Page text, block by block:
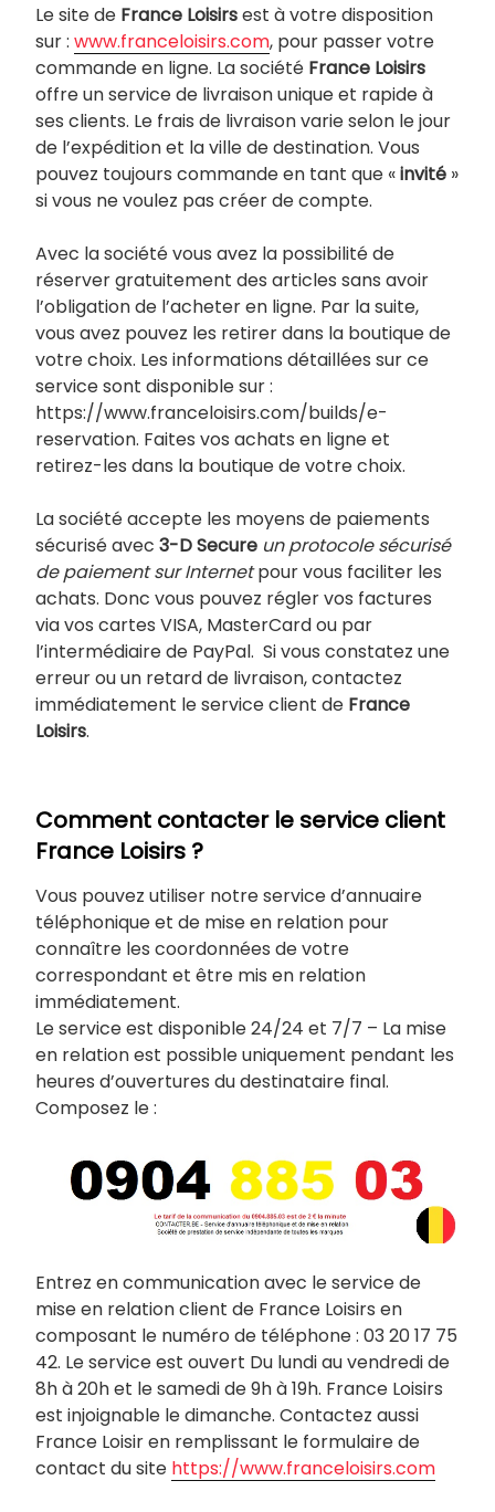
Le site de France Loisirsest à votre disposition
sur : www.franceloisirs.com, pour passer votre
commande en ligne. La société France Loisirs
offre un service de livraison unique et rapide à
ses clients. Le frais de livraison varie selon le jour
de l’expédition et la ville de destination. Vous
pouvez toujours commande en tant que «invité »
si vous ne voulez pas créer de compte.
Avec la société vous avez la possibilité de
réserver gratuitement des articles sans avoir
l’obligation de l’acheter en ligne. Par la suite,
vous avez pouvez les retirer dans la boutique de
votre choix. Les informations détaillées sur ce
service sont disponible sur :
https://www.franceloisirs.com/builds/e-
reservation. Faites vos achats en ligne et
retirez-les dans la boutique de votre choix.
La société accepte les moyens de paiements
sécurisé avec 3-D Secure un protocole sécurisé
de paiement sur Internetpour vous faciliter les
achats. Donc vous pouvez régler vos factures
via vos cartes VISA, MasterCard ou par
l’intermédiaire de PayPal. Si vous constatez une
erreur ou un retard de livraison, contactez
immédiatement le service client de France
Loisirs.
Comment contacter le service client
France Loisirs ?
Vous pouvez utiliser notre service d’annuaire
téléphonique et de mise en relation pour
connaître les coordonnées de votre
correspondant et être mis en relation
immédiatement.
Le service est disponible 24/24 et 7/7 – La mise
en relation est possible uniquement pendant les
heures d’ouvertures du destinataire final.
Composez le :
Entrez en communication avec le service de
mise en relation client de France Loisirs en
composant le numéro de téléphone : 03 20 17 75
42. Le service est ouvert Du lundi au vendredi de
8h à 20h et le samedi de 9h à 19h. France Loisirs
est injoignable le dimanche. Contactez aussi
France Loisir en remplissant le formulaire de
contact du site https://www.franceloisirs.com